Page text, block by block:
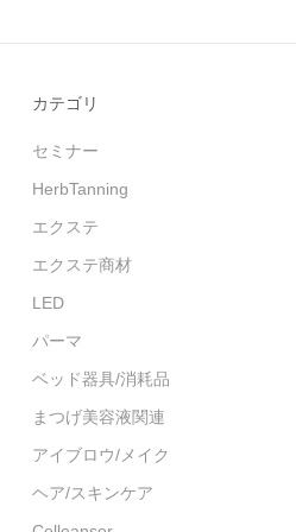
カテゴリ
セミナー
HerbTanning
エクステ
エクステ商材
LED
パーマ
ベッド器具/消耗品
まつげ美容液関連
アイブロウ/メイク
ヘア/スキンケア